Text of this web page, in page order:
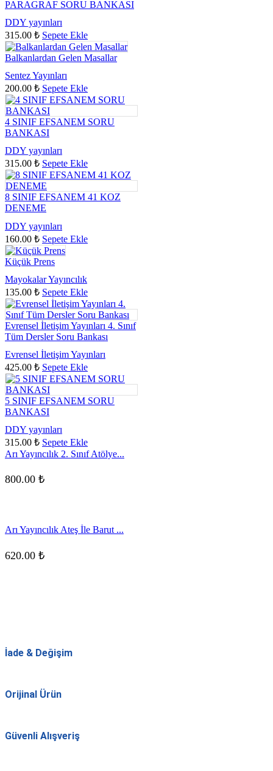
PARAGRAF SORU BANKASI
DDY yayınları
315.00 ₺ Sepete Ekle
Balkanlardan Gelen Masallar
Sentez Yayınları
200.00 ₺ Sepete Ekle
4 SINIF EFSANEM SORU
BANKASI
DDY yayınları
315.00 ₺ Sepete Ekle
8 SINIF EFSANEM 41 KOZ
DENEME
DDY yayınları
160.00 ₺ Sepete Ekle
Küçük Prens
Mayokalar Yayıncılık
135.00 ₺ Sepete Ekle
Evrensel İletişim Yayınları 4. Sınıf
Tüm Dersler Soru Bankası
Evrensel İletişim Yayınları
425.00 ₺ Sepete Ekle
5 SINIF EFSANEM SORU
BANKASI
DDY yayınları
315.00 ₺ Sepete Ekle
Arı Yayıncılık 2. Sınıf Atölye...
800.00 ₺
Arı Yayıncılık Ateş İle Barut ...
620.00 ₺
İade & Değişim
Orijinal Ürün
Güvenli Alışveriş